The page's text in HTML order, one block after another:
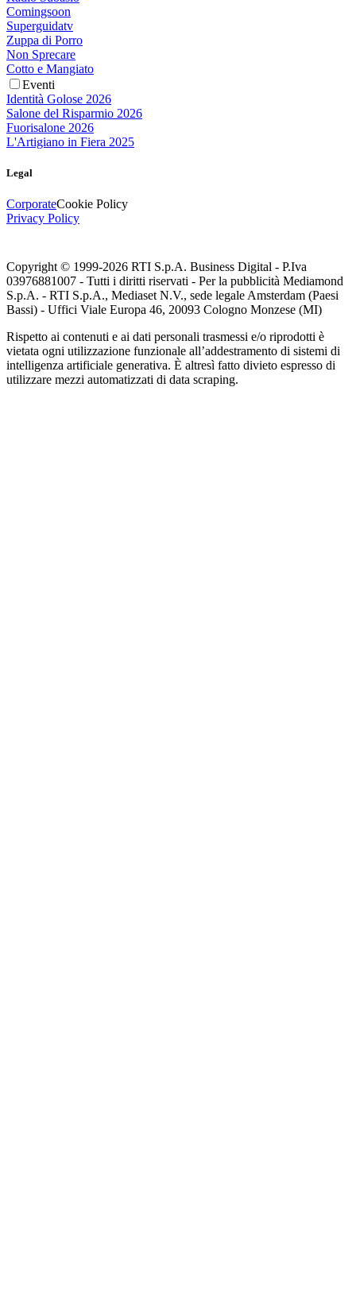
Comingsoon
Superguidatv
Zuppa di Porro
Non Sprecare
Cotto e Mangiato
Eventi
Identità Golose 2026
Salone del Risparmio 2026
Fuorisalone 2026
L'Artigiano in Fiera 2025
Legal
CorporateCookie Policy
Privacy Policy
Copyright © 1999-2026 RTI S.p.A. Business Digital - P.Iva
03976881007 - Tutti i diritti riservati - Per la pubblicità Mediamond
S.p.A. - RTI S.p.A., Mediaset N.V., sede legale Amsterdam (Paesi
Bassi) - Uffici Viale Europa 46, 20093 Cologno Monzese (MI)
Rispetto ai contenuti e ai dati personali trasmessi e/o riprodotti è
vietata ogni utilizzazione funzionale all’addestramento di sistemi di
intelligenza artificiale generativa. È altresì fatto divieto espresso di
utilizzare mezzi automatizzati di data scraping.